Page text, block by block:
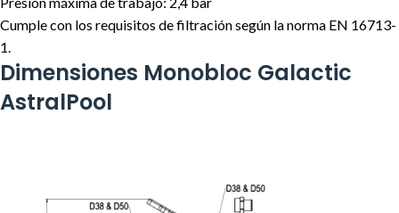
Cumple con los requisitos de filtración según la norma EN 16713-
1.
Dimensiones Monobloc Galactic
AstralPool